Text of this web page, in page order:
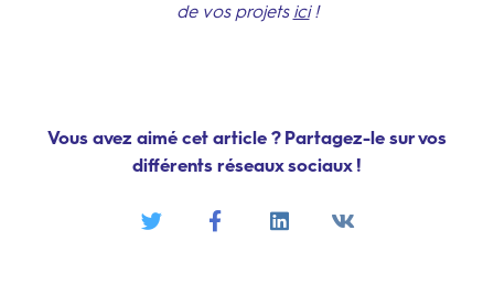
de vos projets ici!
Vous avez aimé cet article ? Partagez-le sur vos
différents réseaux sociaux !